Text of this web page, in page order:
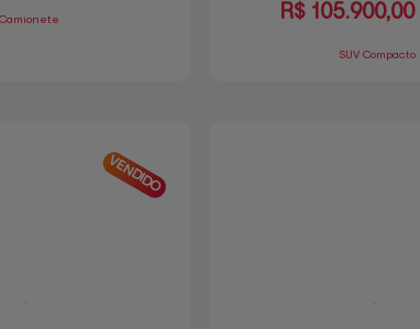
Camionete R$105.900,00
SUV Compacto
VENDIDO